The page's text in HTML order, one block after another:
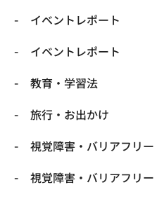
​イベントレポート
​イベントレポート
​教育・学習法
​旅行・お出かけ
​視覚障害・バリアフリー
​視覚障害・バリアフリー